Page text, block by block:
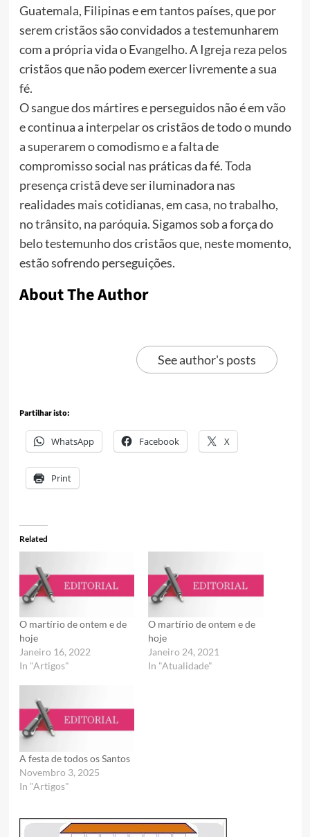
Guatemala, Filipinas e em tantos países, que por
serem cristãos são convidados a testemunharem
com a própria vida o Evangelho. A Igreja reza pelos
cristãos que não podem exercer livremente a sua
fé.
O sangue dos mártires e perseguidos não é em vão
e continua a interpelar os cristãos de todo o mundo
a superarem o comodismo e a falta de
compromisso social nas práticas da fé. Toda
presença cristã deve ser iluminadora nas
realidades mais cotidianas, em casa, no trabalho,
no trânsito, na paróquia. Sigamos sob a força do
belo testemunho dos cristãos que, neste momento,
estão sofrendo perseguições.
About The Author
See author's posts
Partilhar isto:
WhatsApp Facebook X
Print
Related
O martírio de ontem e de
hoje
Janeiro 16, 2022
In "Artigos"
O martírio de ontem e de
hoje
Janeiro 24, 2021
In "Atualidade"
A festa de todos os Santos
Novembro 3, 2025
In "Artigos"